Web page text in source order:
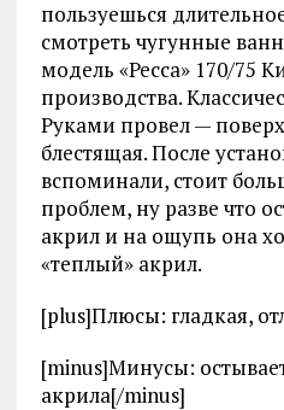
пользуешься
смотреть чугунные
модель «Ресса» 170/75
производства.
Руками провел —
блестящая. После
вспоминали, стоит
проблем, ну разве что
акрил и на ощупь она
«теплый» акрил.
[plus]Плюсы: гладкая,
[minus]Минусы:
акрила[/minus]